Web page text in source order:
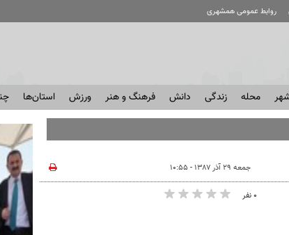
روابط عمومی همشهری
محله زندگی دانش فرهنگ و هنر ورزش استان‌ها
جمعه ۲۹ آذر ۱۳۸۷ - ۱۰:۵۵
۰ نفر